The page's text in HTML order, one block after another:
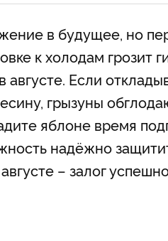
в будущее, но
к холодам грозит
Если
грызуны
яблоне время
надёжно
– залог